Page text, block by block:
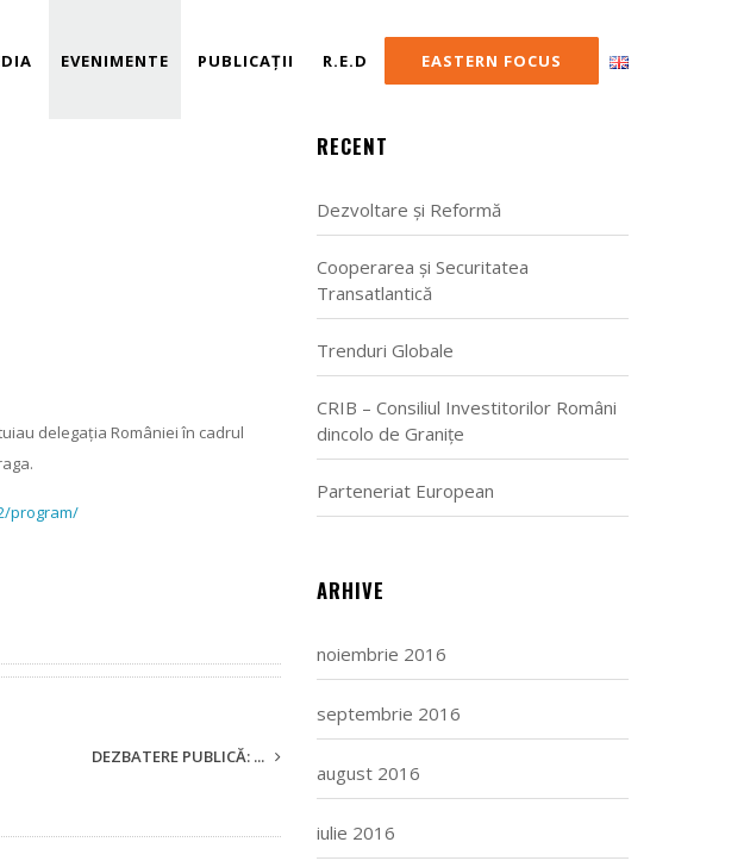
EVENIMENTE PUBLICAȚII R.E.D EASTERN FOCUS
delegația României în cadrul
program/
DEZBATERE PUBLICĂ: ...
RECENT
Dezvoltare și Reformă
Cooperarea și Securitatea
Transatlantică
Trenduri Globale
CRIB – Consiliul Investitorilor Români
dincolo de Granițe
Parteneriat European
ARHIVE
noiembrie 2016
septembrie 2016
august 2016
iulie 2016